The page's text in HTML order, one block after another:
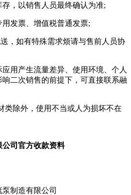
，以销售人员最终确认为准;
发票、增值税普通发票;
，如有特殊需求烦请与售前人员协
用产生流量差异、使用环境、个人
二次销售的前提下，可直接联系融
类除外，使用不当或人为损坏不在
司官方收款资料
制造有限公司